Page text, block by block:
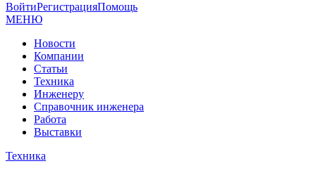
ВойтиРегистрацияПомощь
МЕНЮ
Новости
Компании
Статьи
Техника
Инженеру
Справочник инженера
Работа
Выставки
Техника